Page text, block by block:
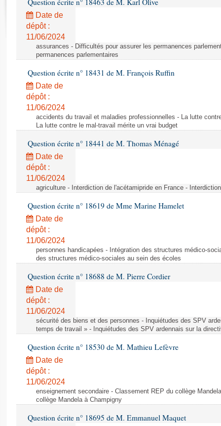
Rapports d'enquête
Rapports législatifs
Rapports sur l'application des lois
Baromètre de l’application des lois
Budget et sécurité sociale
Questions écrites et orales
Comptes rendus des débats
Question écrite n° 18463 de M. Karl Olive
Date de
dépôt :
11/06/2024
assurances - Difficultés pour assurer les permanences
permanences parlementaires
Question écrite n° 18431 de M. François Ruffin
Date de
dépôt :
11/06/2024
accidents du travail et maladies professionnelles - La lutte
La lutte contre le mal-travail mérite un vrai budget
Question écrite n° 18441 de M. Thomas Ménagé
Date de
dépôt :
11/06/2024
agriculture - Interdiction de l'acétamipride en France -
Question écrite n° 18619 de Mme Marine Hamelet
Date de
dépôt :
11/06/2024
personnes handicapées - Intégration des structures médico-
des structures médico-sociales au sein des écoles
Question écrite n° 18688 de M. Pierre Cordier
Date de
dépôt :
11/06/2024
sécurité des biens et des personnes - Inquiétudes des SPV
temps de travail » - Inquiétudes des SPV ardennais sur la
Question écrite n° 18530 de M. Mathieu Lefèvre
Date de
dépôt :
11/06/2024
enseignement secondaire - Classement REP du collège
collège Mandela à Champigny
Question écrite n° 18695 de M. Emmanuel Maquet